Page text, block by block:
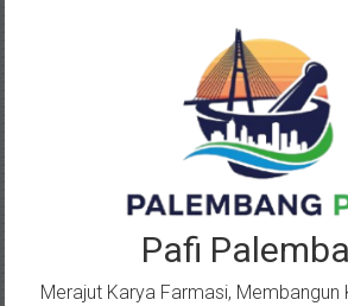
Pafi
Merajut Karya Farmasi, Membangun